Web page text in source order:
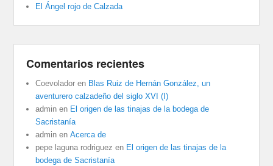
El Ángel rojo de Calzada
Comentarios recientes
Coevolador en Blas Ruiz de Hernán González, un
aventurero calzadeño del siglo XVI (I)
admin en El origen de las tinajas de la bodega de
Sacristanía
admin enAcerca de
pepe laguna rodriguez en El origen de las tinajas de la
bodega de Sacristanía